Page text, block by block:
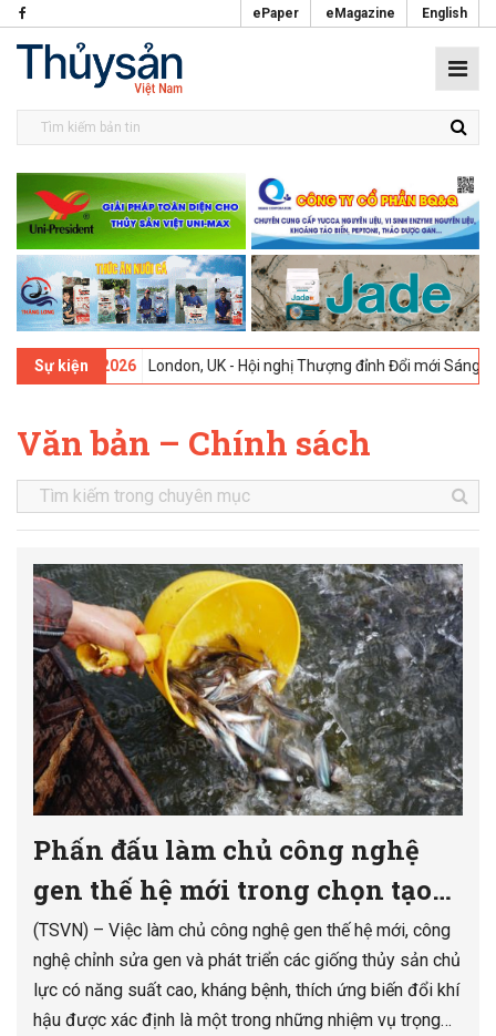
ePaper eMagazine English
Sự kiện
09-02-2026 London, UK - Hội nghị Thượng đỉnh Đổi mới Sáng tạo
Văn bản – Chính sách
Phấn đấu làm chủ công nghệ
gen thế hệ mới trong chọn tạo
giống thủy sản
(TSVN) – Việc làm chủ công nghệ gen thế hệ mới, công
nghệ chỉnh sửa gen và phát triển các giống thủy sản chủ
lực có năng suất cao, kháng bệnh, thích ứng biến đổi khí
hậu được xác định là một trong những nhiệm vụ trọng